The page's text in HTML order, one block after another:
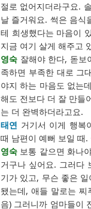
절로 없어지더라구요.
날 즐거워요. 썩은 음식
테 희생했다는 마음이
지금 여기 살게 해주고
영숙 잘해야 한다, 돋보
족하면 부족한 대로 그
야지 하는 마음도 없는
해도 전보다 더 잘 만들
는 더 완벽하더라고요.
태연 거기서 이게 행복
때 남편이 예뻐 보일 때
영숙 보통 같으면 화나
거구나 싶어요. 그러다
기가 있고, 무슨 좋은
됐는데, 애들 말로는
음) 그러니까 엄마들이